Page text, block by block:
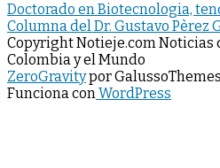
Doctorado en Biotecnologia,
Columna del Dr. Gustavo Pèrez
Copyright Notieje.com Noticias
Colombia y el Mundo
ZeroGravitypor
Funciona conWordPress